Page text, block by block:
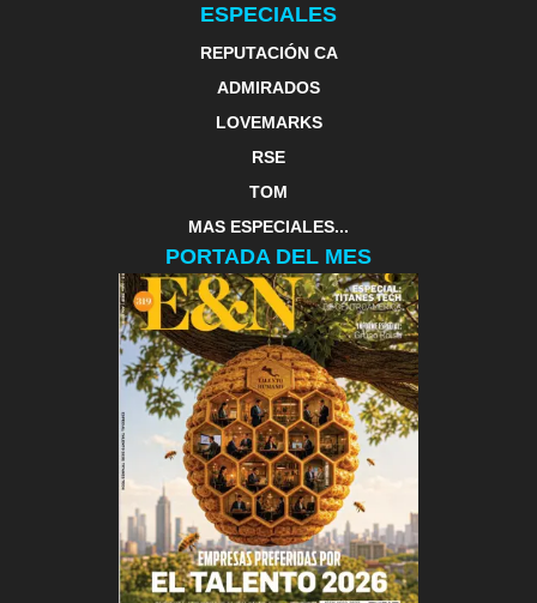
ESPECIALES
REPUTACIÓN CA
ADMIRADOS
LOVEMARKS
RSE
TOM
MAS ESPECIALES...
PORTADA DEL MES